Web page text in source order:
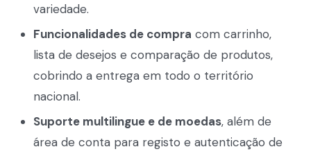
variedade.
Funcionalidades de compra com carrinho,
lista de desejos e comparação de produtos,
cobrindo a entrega em todo o território
nacional.
Suporte multilingue e de moedas, além de
área de conta para registo e autenticação de